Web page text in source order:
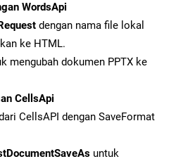
WordsApi
dengan nama file lokal
ke HTML.
mengubah dokumen PPTX ke
CellsApi
CellsAPI dengan SaveFormat
untuk